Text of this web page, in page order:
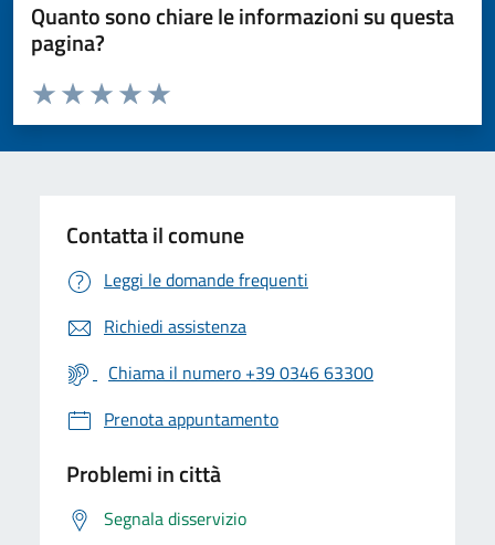
Quanto sono chiare le informazioni su questa
pagina?
Valuta da 1 a 5 stelle la pagina
Valuta 5 stelle su 5
Valuta 4 stelle su 5
Valuta 3 stelle su 5
Valuta 2 stelle su 5
Valuta 1 stelle su 5
Contatta il comune
Leggi le domande frequenti
Richiedi assistenza
Chiama il numero +39 0346 63300
Prenota appuntamento
Problemi in città
Segnala disservizio